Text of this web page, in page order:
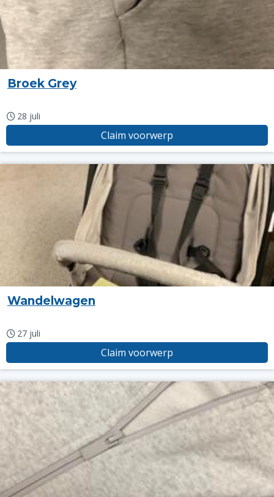
Broek Grey
28 juli
Claim voorwerp
Wandelwagen
27 juli
Claim voorwerp